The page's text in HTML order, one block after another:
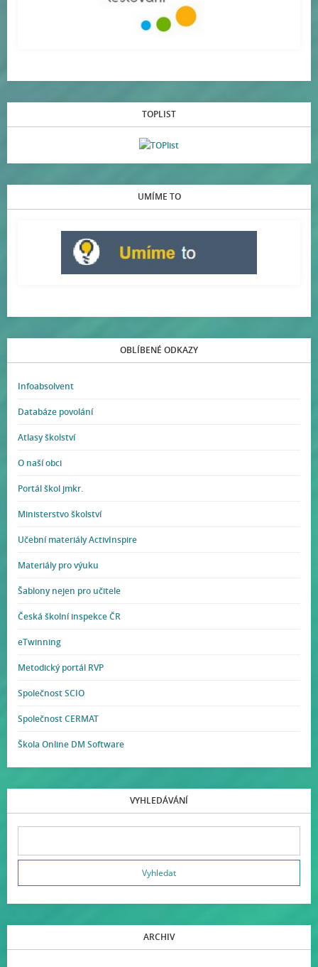
TOPLIST
UMÍME TO
OBLÍBENÉ ODKAZY
Infoabsolvent
Databáze povolání
Atlasy školství
O naší obci
Portál škol jmkr.
Ministerstvo školství
Učební materiály ActivInspire
Materiály pro výuku
Šablony nejen pro učitele
Česká školní inspekce ČR
eTwinning
Metodický portál RVP
Společnost SCIO
Společnost CERMAT
Škola Online DM Software
VYHLEDÁVÁNÍ
ARCHIV